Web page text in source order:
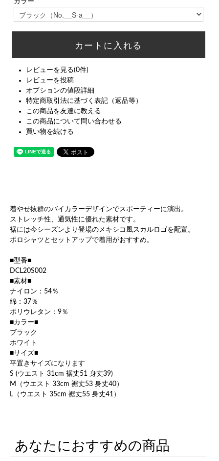
カラー
レビューを見る(0件)
レビューを投稿
オプションの値段詳細
特定商取引法に基づく表記（返品等）
この商品を友達に教える
この商品について問い合わせる
買い物を続ける
着やせ抜群のバイカラーデザインでスポーティーに演出。
ストレッチ性、通気性に優れた素材です。
裾には今シーズンより登場のメキシコ風スカルロゴを配置。
ポロシャツとセットアップで着用がおすすめ。
■型番■
DCL20S002
■素材■
ナイロン：54％
綿：37％
ポリウレタン：9％
■カラー■
ブラック
ホワイト
■サイズ■
平置きサイズになります
S (ウエスト 31cm 裾丈51 身丈39)
M（ウエスト 33cm 裾丈53 身丈40）
L（ウエスト 35cm 裾丈55 身丈41）
あなたにおすすめの商品